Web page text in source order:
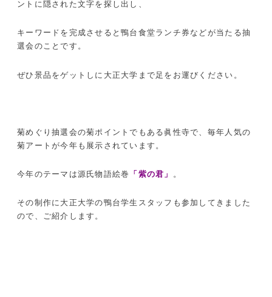
ントに隠された文字を探し出し、
キーワードを完成させると鴨台食堂ランチ券などが当たる抽
選会のことです。
ぜひ景品をゲットしに大正大学まで足をお運びください。
菊めぐり抽選会の菊ポイントでもある眞性寺で、毎年人気の
菊アートが今年も展示されています。
今年のテーマは源氏物語絵巻 「紫の君」 。
その制作に大正大学の鴨台学生スタッフも参加してきました
ので、ご紹介します。